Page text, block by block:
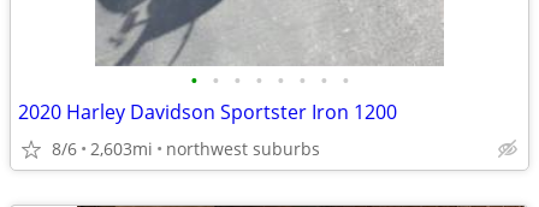
• • • • • • • •
2020 Harley Davidson Sportster Iron 1200
8/6 2,603mi northwest suburbs